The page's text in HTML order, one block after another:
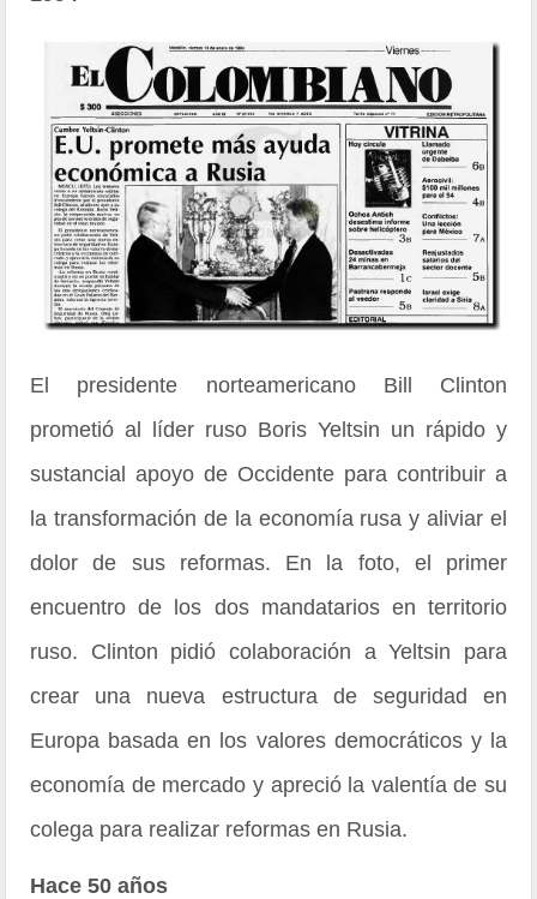
El presidente norteamericano Bill Clinton
prometió al líder ruso Boris Yeltsin un rápido y
sustancial apoyo de Occidente para contribuir a
la transformación de la economía rusa y aliviar el
dolor de sus reformas. En la foto, el primer
encuentro de los dos mandatarios en territorio
ruso. Clinton pidió colaboración a Yeltsin para
crear una nueva estructura de seguridad en
Europa basada en los valores democráticos y la
economía de mercado y apreció la valentía de su
colega para realizar reformas en Rusia.
Hace 50 años